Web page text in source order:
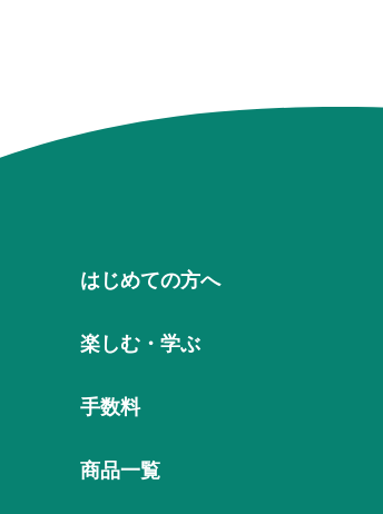
はじめての方へ
楽しむ・学ぶ
手数料
商品一覧